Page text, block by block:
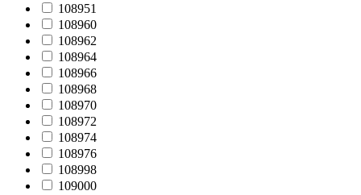
108951
108960
108962
108964
108966
108968
108970
108972
108974
108976
108998
109000